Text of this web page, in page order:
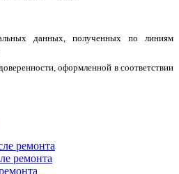
данных, полученных по линиям
оформленной в соответствии
ремонта
ремонта